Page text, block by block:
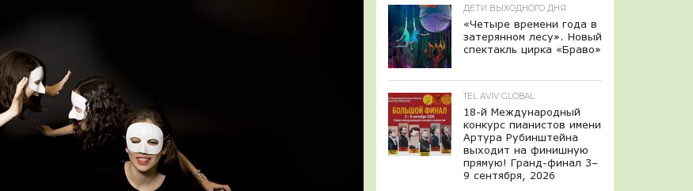
ДЕТИ ВЫХОДНОГО ДНЯ
«Четыре времени года в
затерянном лесу». Новый
спектакль цирка «Браво»
TEL AVIV GLOBAL
18-й Международный
конкурс пианистов имени
Артура Рубинштейна
выходит на финишную
прямую! Гранд-финал 3–
9 сентября, 2026